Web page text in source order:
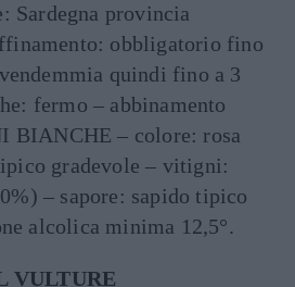
Sardegna provincia
obbligatorio fino
quindi fino a 3
fermo – abbinamento
BIANCHE – colore: rosa
gradevole – vitigni:
– sapore: sapido tipico
alcolica minima 12,5°.
VULTURE